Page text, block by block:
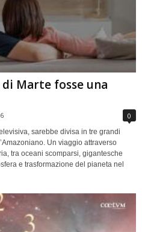
Marte fosse una
0
sarebbe divisa in tre grandi
Un viaggio attraverso
tra oceani scomparsi, gigantesche
e trasformazione del pianeta nel